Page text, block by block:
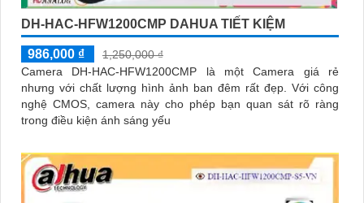
DH-HAC-HFW1200CMP DAHUA TIẾT KIỆM
986,000 ₫
1,250,000 ₫
Camera DH-HAC-HFW1200CMP là một Camera giá rẻ
nhưng với chất lượng hình ảnh ban đêm rất đẹp. Với công
nghệ CMOS, camera này cho phép bạn quan sát rõ ràng
trong điều kiện ánh sáng yếu